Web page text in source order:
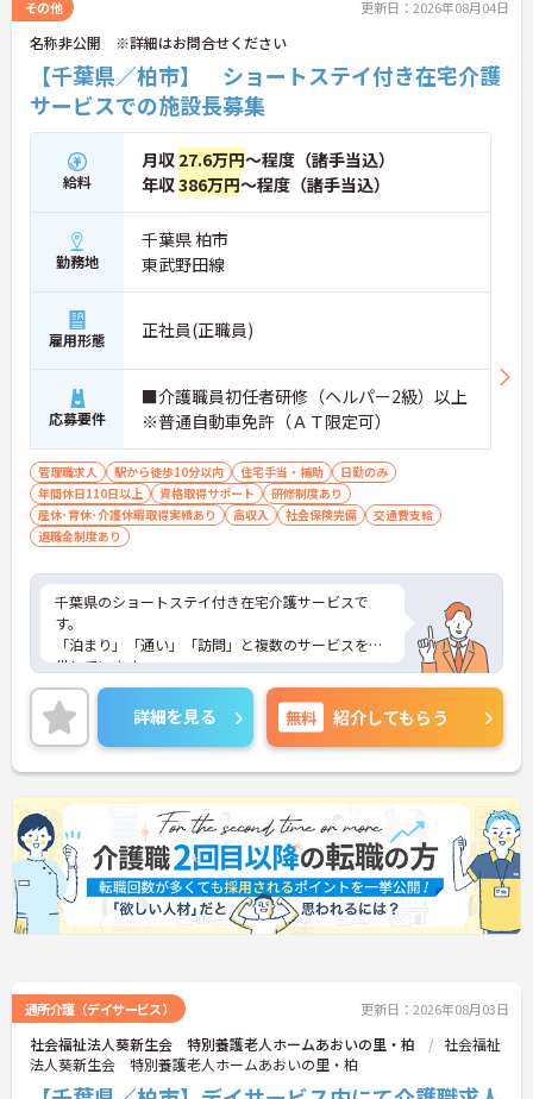
その他 更新日：2026年08月04日
名称非公開 ※詳細はお問合せください
【千葉県／柏市】 ショートステイ付き在宅介護
サービスでの施設長募集
給料
月収 27.6万円～程度（諸手当込）
年収386万円～程度（諸手当込）
勤務地
千葉県 柏市
東武野田線
雇用形態 正社員(正職員)
応募要件
■介護職員初任者研修（ヘルパー2級）以上
※普通自動車免許（ＡＴ限定可）
管理職求人 駅から徒歩10分以内 住宅手当・補助
日勤のみ
年間休日110日以上
資格取得サポート
研修制度あり
産休･育休･介護休暇取得実績あり
高収入 社会保険完備
交通費支給
退職金制度あり
千葉県のショートステイ付き在宅介護サービスで
す。
「泊まり」「通い」「訪問」と複数のサービスを提
供しています。
高齢者向けの住まいづくりの幅広い ノウハウを生か
し、快適な生活空間を実現。電動ケアベッドやリハ
ビリ機器、水まわり設備や内装建材、LED照明など
を導入しており、ご利用者様はもちろん職員も働き
やすい環境です。ご興味のある方は是非お気軽にお
問い合わせください。
詳細を見る 無料 紹介してもらう
通所介護（デイサービス） 更新日：2026年08月03日
社会福祉法人葵新生会 特別養護老人ホームあおいの里・柏
社会福祉
法人葵新生会 特別養護老人ホームあおいの里・柏